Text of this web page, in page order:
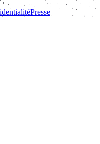
Presse